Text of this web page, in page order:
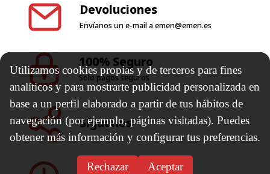
Devoluciones
Envíanos un e-mail aemen@emen.es
100% Seguro
Solo pagos seguros
Síguenos
Utilizamos cookies propias y de terceros para fines
analíticos y para mostrarte publicidad personalizada en
base a un perfil elaborado a partir de tus hábitos de
navegación (por ejemplo, páginas visitadas). Puedes
obtener más información y configurar tus preferencias.
Rechazar Aceptar